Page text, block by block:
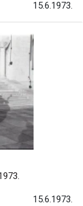
15.6.1973.
15.6.1973.